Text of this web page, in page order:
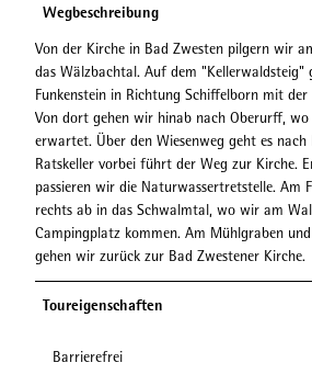
Wegbeschreibung
Von der Kirche in Bad Zwesten pilgern wir
das Wälzbachtal. Auf dem "Kellerwaldsteig"
Funkenstein in Richtung Schiffelborn mit
Von dort gehen wir hinab nach Oberurff, wo
erwartet. Über den Wiesenweg geht es
Ratskeller vorbei führt der Weg zur Kirche.
passieren wir die Naturwassertretstelle. Am
rechts ab in das Schwalmtal, wo wir am
Campingplatz kommen. Am Mühlgraben
gehen wir zurück zur Bad Zwestener Kirche.
Toureigenschaften
Barrierefrei